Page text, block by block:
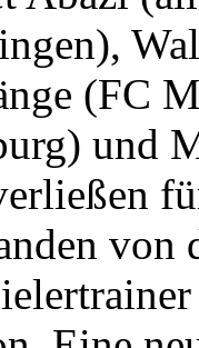
(FC
und